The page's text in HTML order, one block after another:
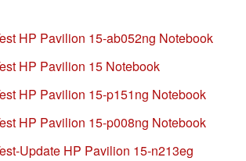
HP Pavilion 15-ab052ng Notebook
HP Pavilion 15 Notebook
HP Pavilion 15-p151ng Notebook
HP Pavilion 15-p008ng Notebook
Update HP Pavilion 15-n213eg